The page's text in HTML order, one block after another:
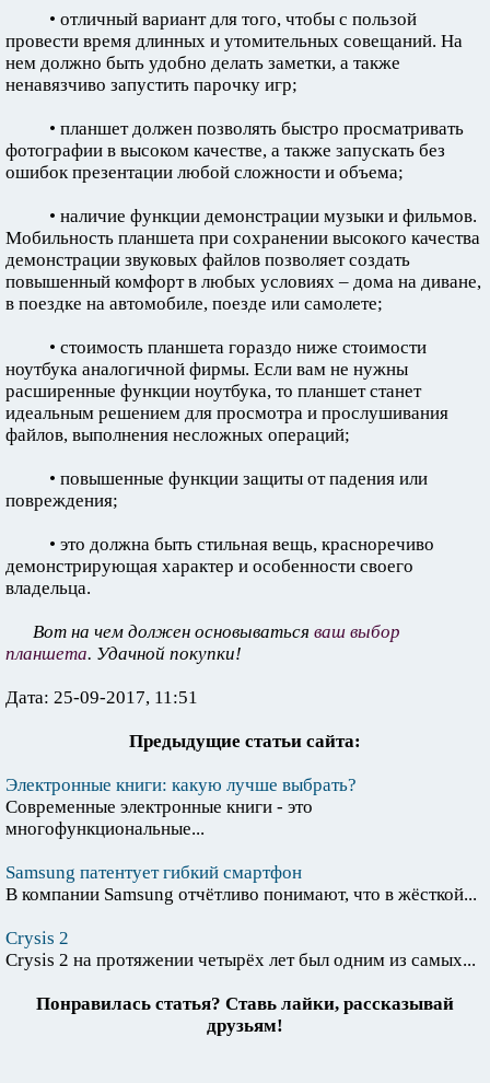
• отличный вариант для того, чтобы с пользой
провести время длинных и утомительных совещаний. На
нем должно быть удобно делать заметки, а также
ненавязчиво запустить парочку игр;
• планшет должен позволять быстро просматривать
фотографии в высоком качестве, а также запускать без
ошибок презентации любой сложности и объема;
• наличие функции демонстрации музыки и фильмов.
Мобильность планшета при сохранении высокого качества
демонстрации звуковых файлов позволяет создать
повышенный комфорт в любых условиях – дома на диване,
в поездке на автомобиле, поезде или самолете;
• стоимость планшета гораздо ниже стоимости
ноутбука аналогичной фирмы. Если вам не нужны
расширенные функции ноутбука, то планшет станет
идеальным решением для просмотра и прослушивания
файлов, выполнения несложных операций;
• повышенные функции защиты от падения или
повреждения;
• это должна быть стильная вещь, красноречиво
демонстрирующая характер и особенности своего
владельца.
Вот на чем должен основываться ваш выбор
планшета. Удачной покупки!
Дата: 25-09-2017, 11:51
Предыдущие статьи сайта:
Электронные книги: какую лучше выбрать?
Современные электронные книги - это
многофункциональные...
Samsung патентует гибкий смартфон
В компании Samsung отчётливо понимают, что в жёсткой...
Crysis 2
Crysis 2 на протяжении четырёх лет был одним из самых...
Понравилась статья? Ставь лайки, рассказывай
друзьям!